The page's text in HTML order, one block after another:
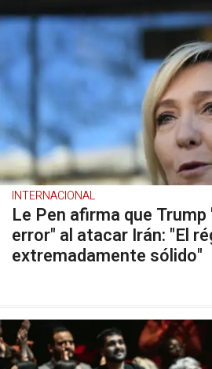
INTERNACIONAL
Le Pen afirma que
error" al atacar Irán: "El
extremadamente sólido"